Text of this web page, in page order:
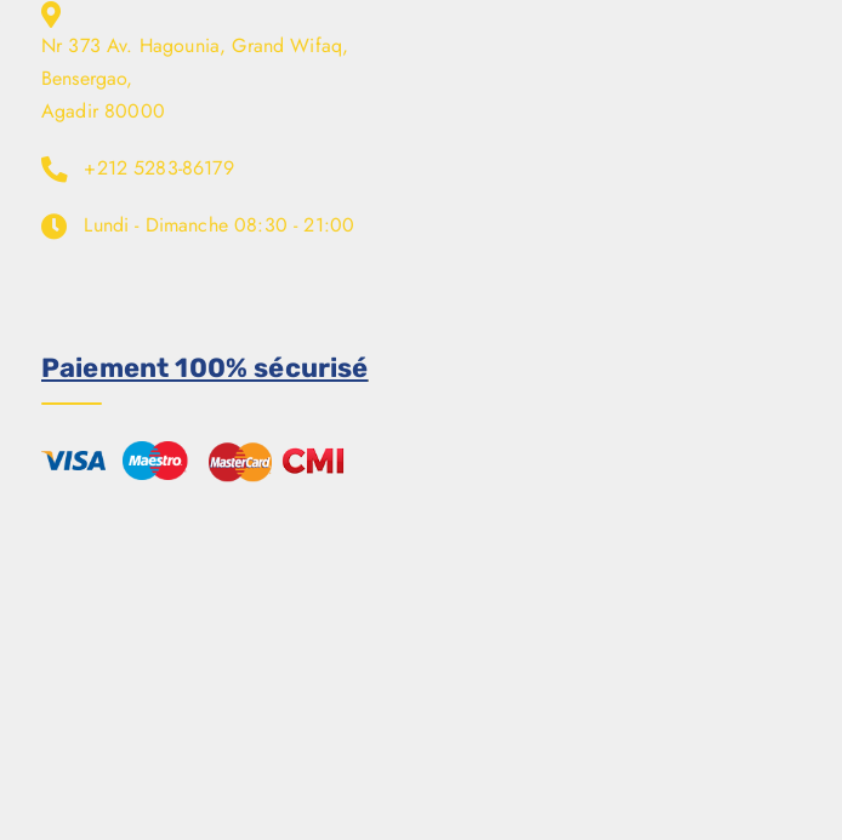
Nr 373 Av. Hagounia, Grand Wifaq,
Bensergao,
Agadir 80000
+212 5283-86179
Lundi - Dimanche 08:30 - 21:00
Paiement 100% sécurisé